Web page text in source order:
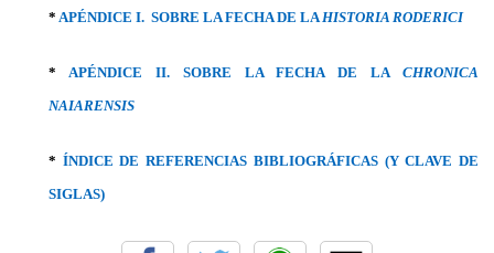
* APÉNDICE I. SOBRE LA FECHA DE LA HISTORIA RODERICI
* APÉNDICE II. SOBRE LA FECHA DE LA CHRONICA
NAIARENSIS
* ÍNDICE DE REFERENCIAS BIBLIOGRÁFICAS (Y CLAVE DE
SIGLAS)